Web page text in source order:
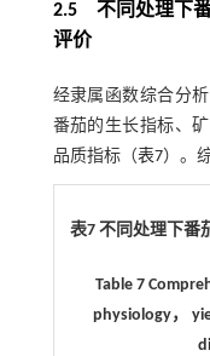
2.5 不同处理下
评价
经隶属函数综合分
番茄的生长指标、
品质指标（表7）。
表7 不同处理下番
Table 7
physiology，